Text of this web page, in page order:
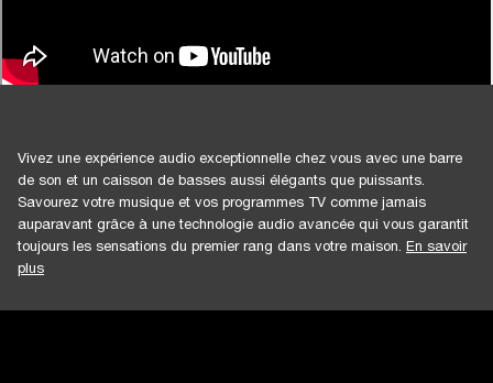
Vivez une expérience audio exceptionnelle chez vous avec une barre
de son et un caisson de basses aussi élégants que puissants.
Savourez votre musique et vos programmes TV comme jamais
auparavant grâce à une technologie audio avancée qui vous garantit
toujours les sensations du premier rang dans votre maison. En savoir
plus